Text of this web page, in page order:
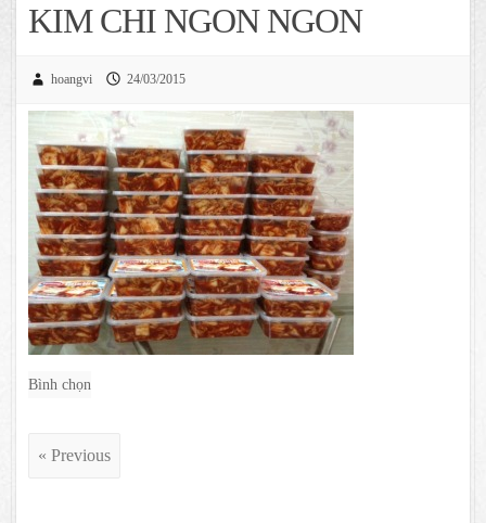
KIM CHI NGON NGON
hoangvi 24/03/2015
Bình chọn
« Previous